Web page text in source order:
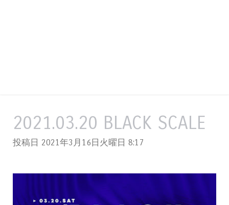
2021.03.20 BLACK SCALE
投稿日 2021年3月16日火曜日 8:17